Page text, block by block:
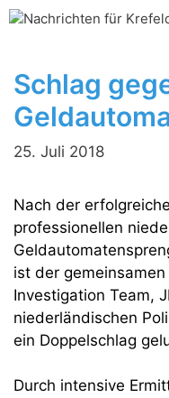
Zum
Schlag
25. Juli 2018
Nach der
professionellen
ist der
Investigation Team,
niederländischen
ein Doppelschlag
Durch intensive